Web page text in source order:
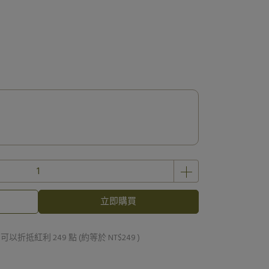
立即購買
以折抵紅利 249 點 (約等於 NT$249 )